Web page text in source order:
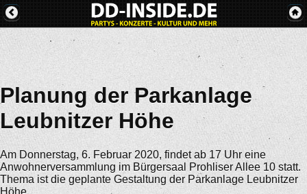
Planung der Parkanlage
Leubnitzer Höhe
Am Donnerstag, 6. Februar 2020, findet ab 17 Uhr eine
Anwohnerversammlung im Bürgersaal Prohliser Allee 10 statt.
Thema ist die geplante Gestaltung der Parkanlage Leubnitzer
Höhe.